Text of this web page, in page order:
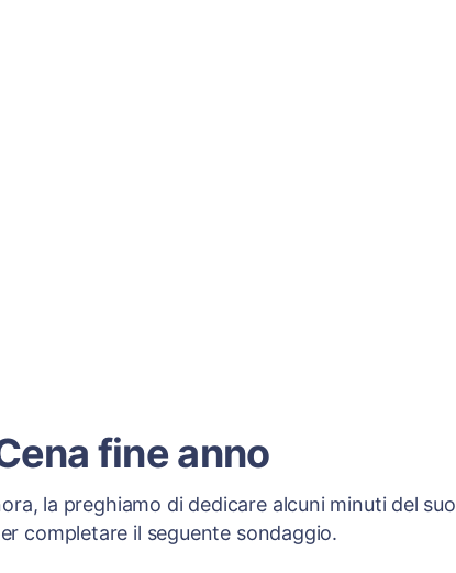
fine anno
la preghiamo di dedicare alcuni minuti del suo
completare il seguente sondaggio.